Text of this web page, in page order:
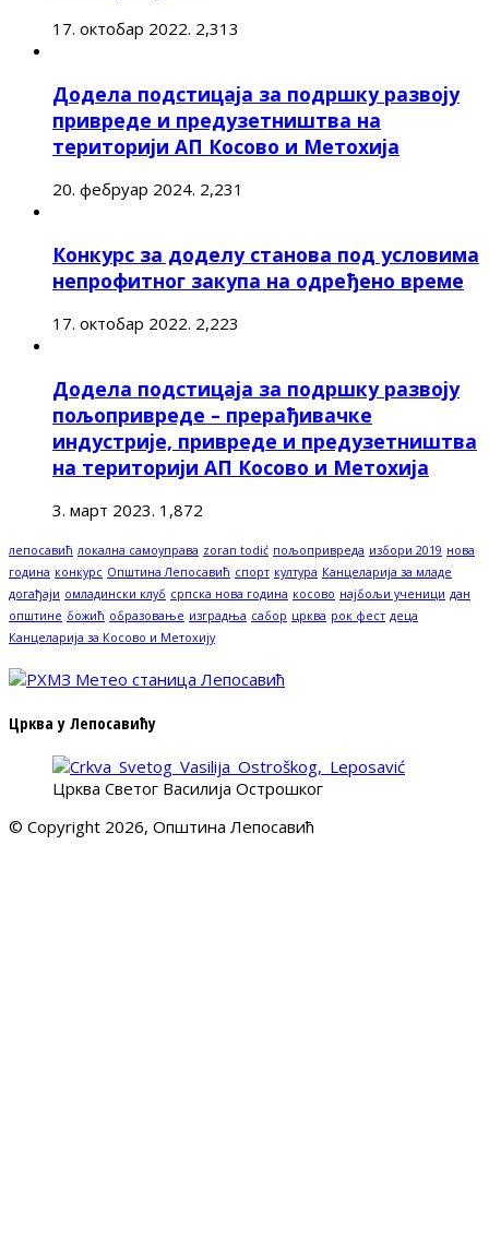
17. октобар 2022. 2,313
Додела подстицаја за подршку развоју
привреде и предузетништва на
територији АП Косово и Метохија
20. фебруар 2024. 2,231
Конкурс за доделу станова под условима
непрофитног закупа на одређено време
17. октобар 2022. 2,223
Додела подстицаја за подршку развоју
пољопривреде – прерађивачке
индустрије, привреде и предузетништва
на територији АП Косово и Метохија
3. март 2023. 1,872
лепосавић локална самоуправа zoran todić пољопривреда избори 2019 нова
година конкурс Општина Лепосавић спорт култура Канцеларија за младе
догађаји омладински клуб српска нова година косово најбољи ученици дан
општине божић образовање изградња сабор црква рок фест деца
Канцеларија за Косово и Метохију
Црква у Лепосавићу
Црква Светог Василија Острошког
© Copyright 2026, Општина Лепосавић